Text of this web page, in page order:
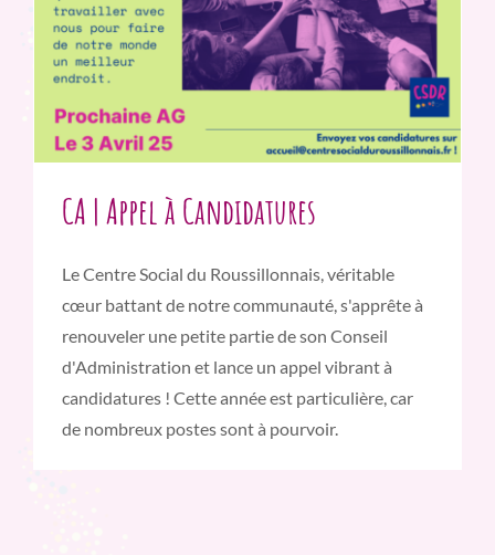
CA | Appel à Candidatures
Le Centre Social du Roussillonnais, véritable
cœur battant de notre communauté, s'apprête à
renouveler une petite partie de son Conseil
d'Administration et lance un appel vibrant à
candidatures ! Cette année est particulière, car
de nombreux postes sont à pourvoir.